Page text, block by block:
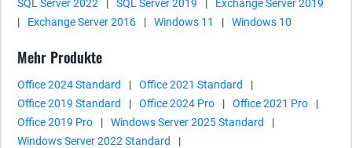
SQL Server 2022
| SQL Server 2019 |
Exchange Server 2019
|
Exchange Server 2016 | Windows 11 | Windows 10
Mehr Produkte
Office 2024 Standard | Office 2021 Standard
|
Office 2019 Standard
| Office 2024 Pro | Office 2021 Pro
|
Office 2019 Pro
| Windows Server 2025 Standard
|
Windows Server 2022 Standard
|